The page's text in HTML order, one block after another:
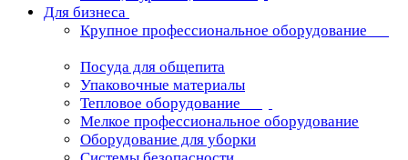
Для бизнеса
Крупное профессиональное оборудование
Посуда для общепита
Упаковочные материалы
Тепловое оборудование
Мелкое профессиональное оборудование
Оборудование для уборки